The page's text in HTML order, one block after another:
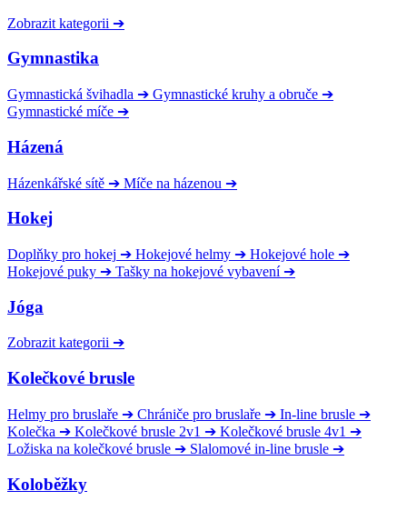
Zobrazit kategorii ➔
Gymnastika
Gymnastická švihadla ➔ Gymnastické kruhy a obruče ➔
Gymnastické míče ➔
Házená
Házenkářské sítě ➔ Míče na házenou ➔
Hokej
Doplňky pro hokej ➔ Hokejové helmy ➔ Hokejové hole ➔
Hokejové puky ➔ Tašky na hokejové vybavení ➔
Jóga
Zobrazit kategorii ➔
Kolečkové brusle
Helmy pro bruslaře ➔ Chrániče pro bruslaře ➔ In-line brusle ➔
Kolečka ➔ Kolečkové brusle 2v1 ➔ Kolečkové brusle 4v1 ➔
Ložiska na kolečkové brusle ➔ Slalomové in-line brusle ➔
Koloběžky